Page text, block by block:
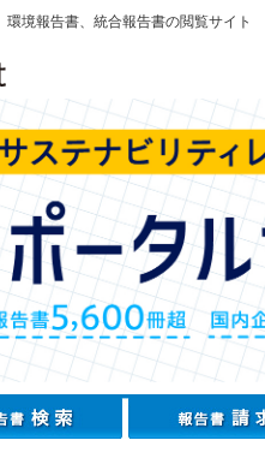
境報告書、統合報告書の閲覧サイト